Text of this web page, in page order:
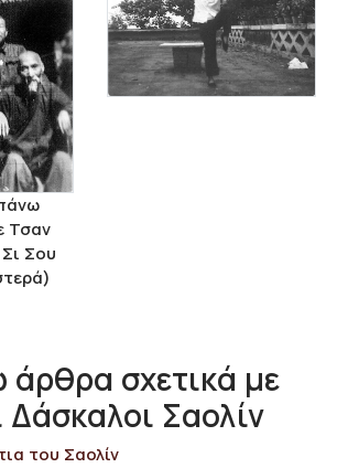
Τσαν
Σου
σχετικά με
Δάσκαλοι Σαολίν
του Σαολίν